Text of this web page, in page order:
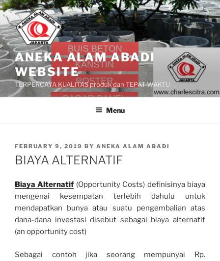
Skip
to
content
ANEKA ALAM ABADI
WEBSITE
TERPERCAYA KUALITAS produk dan TEPAT WAKTU
Menu
POSTED
ON
FEBRUARY 9, 2019 BY ANEKA ALAM ABADI
BIAYA ALTERNATIF
Biaya Alternatif (Opportunity Costs) definisinya biaya
mengenai kesempatan terlebih dahulu untuk
mendapatkan bunya atau suatu pengembalian atas
dana-dana investasi disebut sebagai biaya alternatif
(an opportunity cost)
Sebagai contoh jika seorang mempunyai Rp.